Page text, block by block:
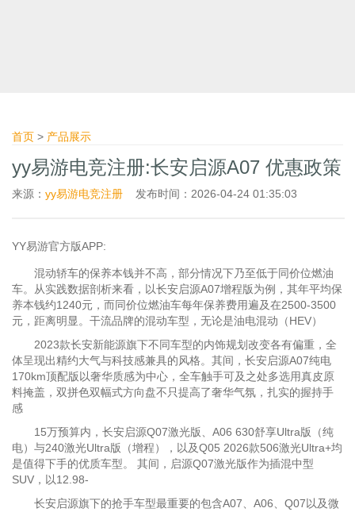
首页 > 产品展示
yy易游电竞注册:长安启源A07 优惠政策
来源： yy易游电竞注册 发布时间：2026-04-24 01:35:03
YY易游官方版APP:
混动轿车的保养本钱并不高，部分情况下乃至低于同价位燃油
车。从实践数据剖析来看，以长安启源A07增程版为例，其年平均保
养本钱约1240元，而同价位燃油车每年保养费用遍及在2500-3500
元，距离明显。干流品牌的混动车型，无论是油电混动（HEV）
2023款长安新能源旗下不同车型的内饰规划改变各有偏重，全
体呈现出精约大气与科技感兼具的风格。其间，长安启源A07纯电
170km顶配版以奢华质感为中心，全车触手可及之处多选用真皮原
料掩盖，双拼色双幅式方向盘不只提高了奢华气氛，扎实的握持手
感
15万预算内，长安启源Q07激光版、A06 630舒享Ultra版（纯
电）与240激光Ultra版（增程），以及Q05 2026款506激光Ultra+均
是值得下手的优质车型。 其间，启源Q07激光版作为插混中型
SUV，以12.98-
长安启源旗下的抢手车型最重要的包含A07、A06、Q07以及微